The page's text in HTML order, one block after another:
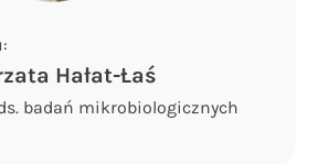
Hałat-Łaś
badań mikrobiologicznych